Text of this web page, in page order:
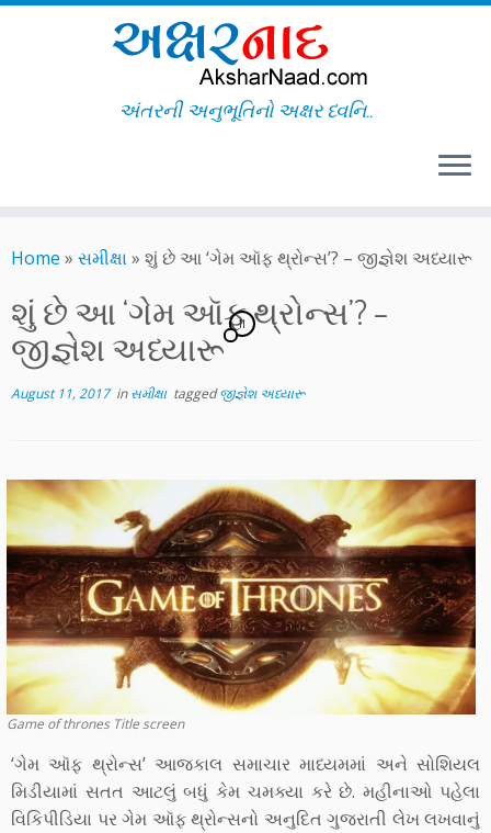
to
અંતરની અનુભૂતિનો અક્ષર ધ્વનિ..
Home » સમીક્ષા» શું છે આ ‘ગેમ ઑફ થ્રોન્સ’? – જીજ્ઞેશ અધ્યારૂ
શું છે આ ‘ગેમ ઑફ થ્રોન્સ’? –
જીજ્ઞેશ અધ્યારૂ
11
August 11, 2017inસમીક્ષા taggedજીજ્ઞેશ અધ્યારૂ
Game of thrones Title screen
‘ગેમ ઑફ થ્રોન્સ’ આજકાલ સમાચાર માધ્યમમાં અને સોશિયલ
મિડીયામાં સતત આટલું બધું કેમ ચમક્યા કરે છે. મહીનાઓ પહેલા
વિકિપીડિયા પર ગેમ ઑફ થ્રોન્સનો અનુદિત ગુજરાતી લેખ લખવાનું